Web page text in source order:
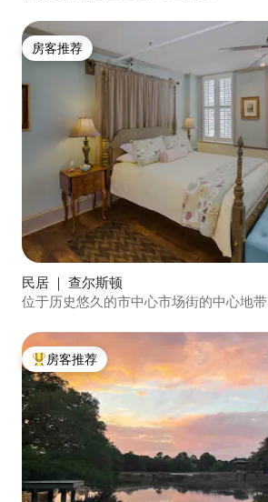
房客推荐
房客推荐
民居 ｜ 查尔斯顿
位于历史悠久的市中心市场街的中心地带
热门「房客推荐」
房客推荐